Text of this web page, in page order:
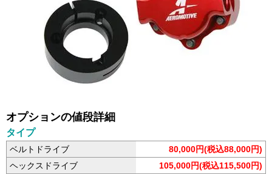
オプションの値段詳細
タイプ
ベルトドライブ
80,000円(税込88,000円)
ヘックスドライブ
105,000円(税込115,500円)